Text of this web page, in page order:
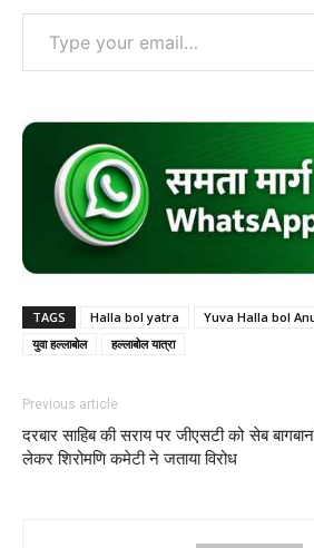
Type your email…
TAGS Halla bol yatra Yuva Halla bol
युवा हल्लाबोल
हल्लाबोल यात्रा
Previous article
दरबार साहिब की सराय पर जीएसटी को
लेकर शिरोमणि कमेटी ने जताया विरोध
सेब